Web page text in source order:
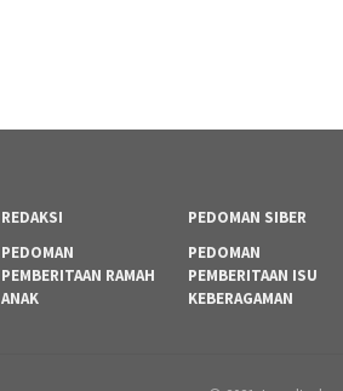
REDAKSI
PEDOMAN SIBER
PEDOMAN
PEMBERITAAN RAMAH
ANAK
PEDOMAN
PEMBERITAAN ISU
KEBERAGAMAN